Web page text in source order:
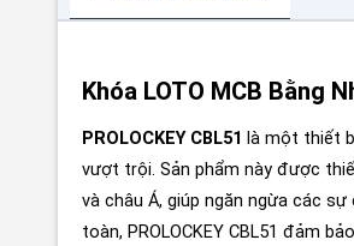
Khóa LOTO MCB Bằng
PROLOCKEY CBL51 là một thiết
vượt trội. Sản phẩm này được
và châu Á, giúp ngăn ngừa các
toàn, PROLOCKEY CBL51 đảm